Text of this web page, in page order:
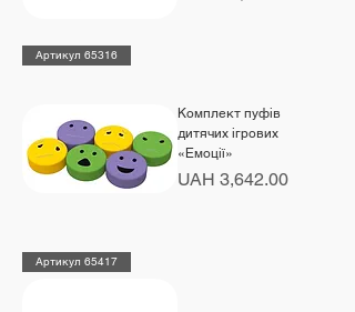
Артикул 65316
Комплект пуфів
дитячих ігрових
«Емоції»
Price
UAH 3,642.00
Артикул 65417